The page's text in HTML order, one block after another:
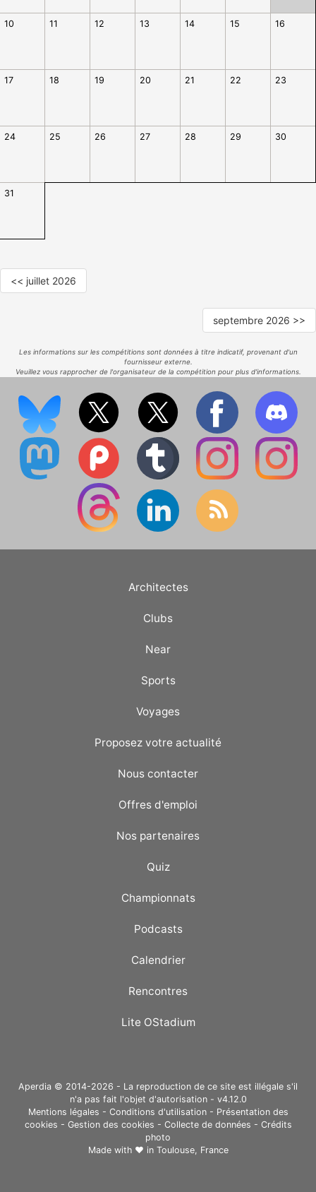
10 11 12 13 14 15 16
17 18 19 20 21 22 23
24 25 26 27 28 29 30
31
<< juillet 2026
septembre 2026 >>
Les informations sur les compétitions sont données à titre indicatif, provenant d'un
fournisseur externe.
Veuillez vous rapprocher de l'organisateur de la compétition pour plus d'informations.
Architectes
Clubs
Near
Sports
Voyages
Proposez votre actualité
Nous contacter
Offres d'emploi
Nos partenaires
Quiz
Championnats
Podcasts
Calendrier
Rencontres
Lite OStadium
Aperdia © 2014-2026 - La reproduction de ce site est illégale s'il
n'a pas fait l'objet d'autorisation - v4.12.0
Mentions légales - Conditions d'utilisation- Présentation des
cookies - Gestion des cookies - Collecte de données - Crédits
photo
Made with ❤ in Toulouse, France